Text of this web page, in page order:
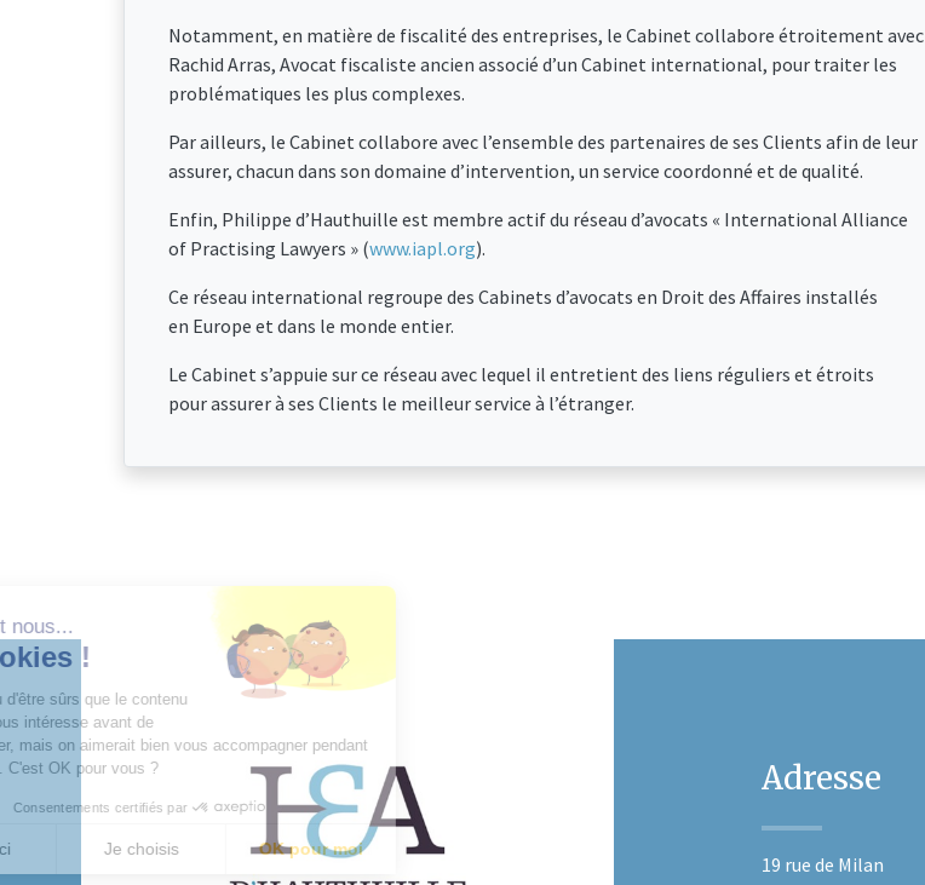
Notamment, en matière de fiscalité des entreprises, le Cabinet collabore étroitement avec
Rachid Arras, Avocat fiscaliste ancien associé d’un Cabinet international, pour traiter les
problématiques les plus complexes.
Par ailleurs, le Cabinet collabore avec l’ensemble des partenaires de ses Clients afin de leur
assurer, chacun dans son domaine d’intervention, un service coordonné et de qualité.
Enfin, Philippe d’Hauthuille est membre actif du réseau d’avocats « International Alliance
of Practising Lawyers » (www.iapl.org).
Ce réseau international regroupe des Cabinets d’avocats en Droit des Affaires installés
en Europe et dans le monde entier.
Le Cabinet s’appuie sur ce réseau avec lequel il entretient des liens réguliers et étroits
pour assurer à ses Clients le meilleur service à l’étranger.
Adresse
19 rue de Milan
Salut c'est nous...
les Cookies !
On a attendu d'être sûrs que le contenu
de ce site vous intéresse avant de
vous déranger, mais on aimerait bien vous accompagner pendant
votre visite... C'est OK pour vous ?
Consentements certifiés par
Non merci Je choisis OK pour moi